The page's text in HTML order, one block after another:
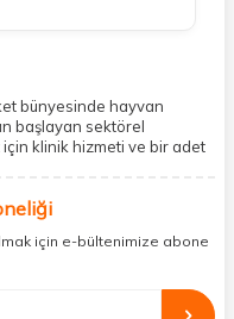
bünyesinde hayvan
başlayan sektörel
için klinik hizmeti ve bir adet
güvenilir teslimatı garanti
ödeme seçenekleri ile
Sosyal
üzerinden satışı
aylık ve düzenli olarak
için e-bültenimize abone